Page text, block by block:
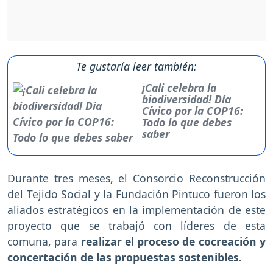
Te gustaría leer también:
¡Cali celebra la
biodiversidad! Día
Cívico por la COP16:
Todo lo que debes
saber
Durante tres meses, el Consorcio Reconstrucción
del Tejido Social y la Fundación Pintuco fueron los
aliados estratégicos en la implementación de este
proyecto que se trabajó con líderes de esta
comuna, para realizar el proceso de cocreación y
concertación de las propuestas sostenibles.